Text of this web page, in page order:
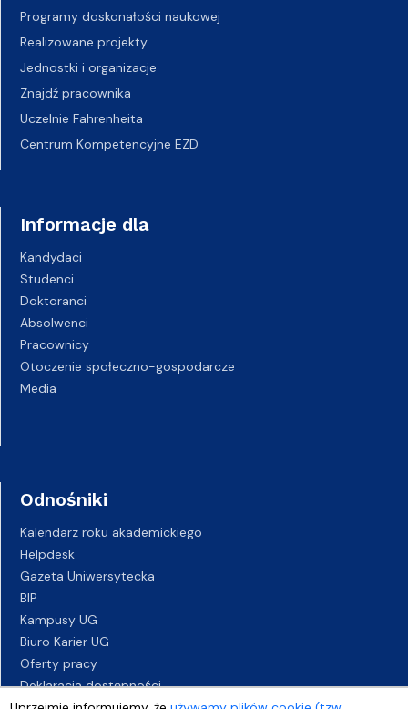
Programy doskonałości naukowej
Realizowane projekty
Jednostki i organizacje
Znajdź pracownika
Uczelnie Fahrenheita
Centrum Kompetencyjne EZD
Informacje dla
Kandydaci
Studenci
Doktoranci
Absolwenci
Pracownicy
Otoczenie społeczno-gospodarcze
Media
Odnośniki
Kalendarz roku akademickiego
Helpdesk
Gazeta Uniwersytecka
BIP
Kampusy UG
Biuro Karier UG
Oferty pracy
Deklaracja dostępności